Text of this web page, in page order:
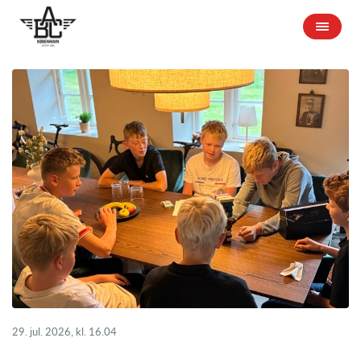
29. jul. 2026, kl. 16.04